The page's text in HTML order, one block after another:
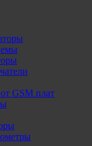
GSM плат